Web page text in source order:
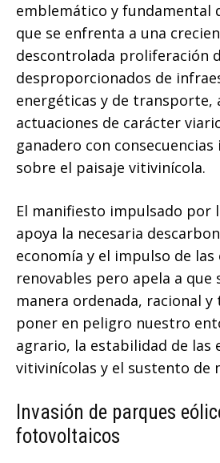
emblemático y fundamental
que se enfrenta a una
descontrolada proliferación
desproporcionados de
energéticas y de transporte,
actuaciones de carácter
ganadero con
sobre el paisaje vitivinícola.
El manifiesto impulsado por
apoya la necesaria
economía y el impulso de las
renovables pero apela a que
manera ordenada, racional
poner en peligro nuestro
agrario, la estabilidad de las
vitivinícolas y el sustento de
Invasión de parques
fotovoltaicos